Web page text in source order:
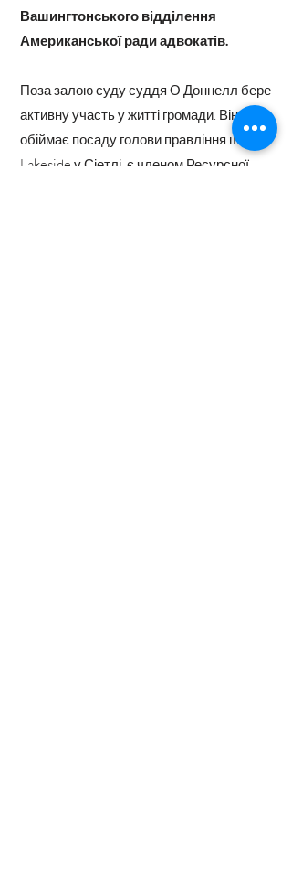
Вашингтонського відділення
Американської ради адвокатів.
Поза залою суду суддя О'Доннелл бере
активну участь у житті громади. Він
обіймає посаду голови правління школи
Lakeside у Сіетлі, є членом Ресурсної